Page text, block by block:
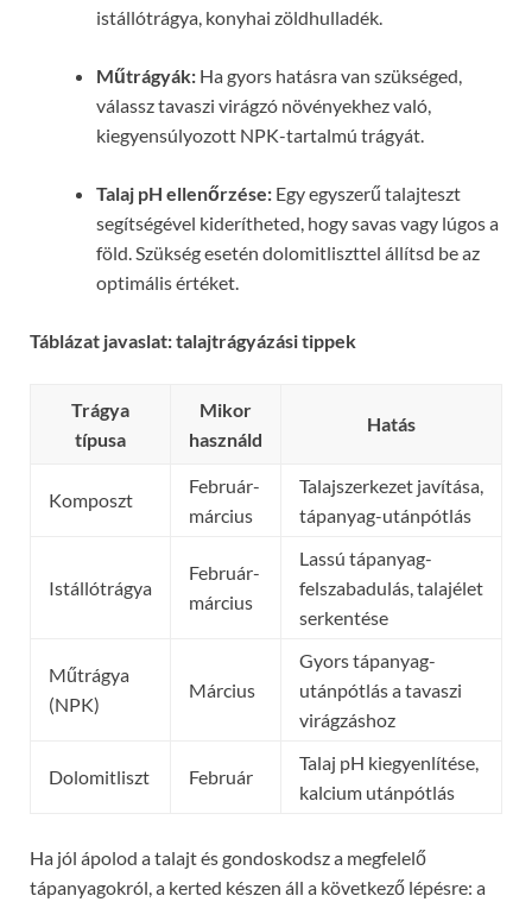
istállótrágya, konyhai zöldhulladék.
Műtrágyák: Ha gyors hatásra van szükséged,
válassz tavaszi virágzó növényekhez való,
kiegyensúlyozott NPK-tartalmú trágyát.
Talaj pH ellenőrzése: Egy egyszerű talajteszt
segítségével kiderítheted, hogy savas vagy lúgos a
föld. Szükség esetén dolomitliszttel állítsd be az
optimális értéket.
Táblázat javaslat: talajtrágyázási tippek
Trágya
típusa
Mikor
használd
Hatás
Komposzt
Február-
március
Talajszerkezet javítása,
tápanyag-utánpótlás
Istállótrágya
Február-
március
Lassú tápanyag-
felszabadulás, talajélet
serkentése
Műtrágya
(NPK)
Március
Gyors tápanyag-
utánpótlás a tavaszi
virágzáshoz
Dolomitliszt Február
Talaj pH kiegyenlítése,
kalcium utánpótlás
Ha jól ápolod a talajt és gondoskodsz a megfelelő
tápanyagokról, a kerted készen áll a következő lépésre: a